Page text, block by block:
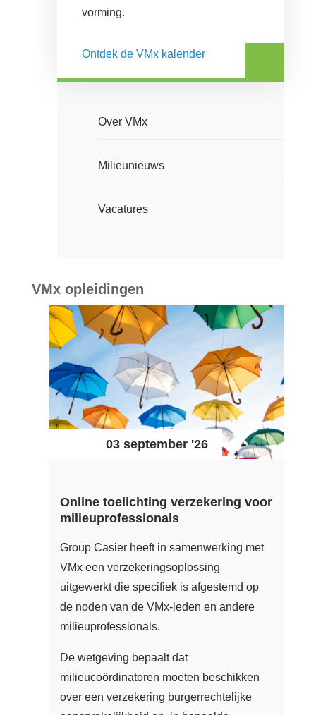
vorming.
Ontdek de VMx kalender
Over VMx
Milieunieuws
Vacatures
VMx opleidingen
03 september '26
Online toelichting verzekering voor
milieuprofessionals
Group Casier heeft in samenwerking met
VMx een verzekeringsoplossing
uitgewerkt die specifiek is afgestemd op
de noden van de VMx-leden en andere
milieuprofessionals.
De wetgeving bepaalt dat
milieucoördinatoren moeten beschikken
over een verzekering burgerrechtelijke